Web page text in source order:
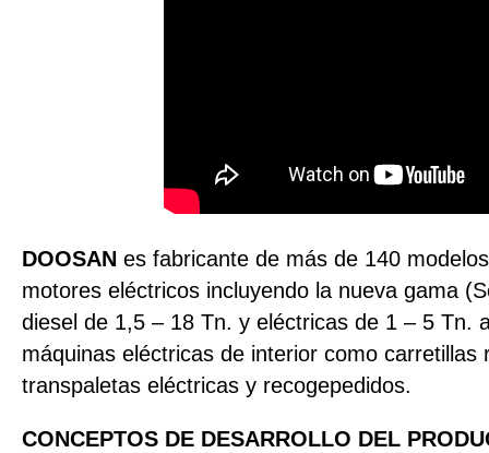
DOOSAN es fabricante de más de 140
motores eléctricos incluyendo la nueva gama
diesel de 1,5 – 18 Tn. y eléctricas de 1 – 5 Tn.
máquinas eléctricas de interior como carretillas
transpaletas eléctricas y recogepedidos.
CONCEPTOS DE DESARROLLO DEL